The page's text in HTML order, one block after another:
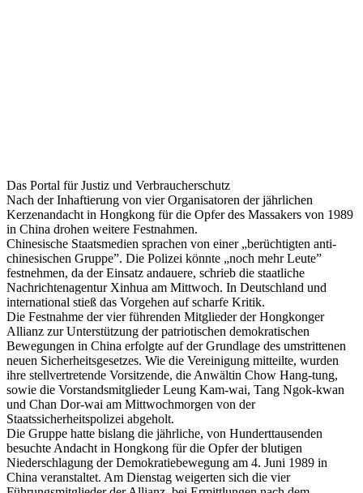
Das Portal für Justiz und Verbraucherschutz
Nach der Inhaftierung von vier Organisatoren der jährlichen
Kerzenandacht in Hongkong für die Opfer des Massakers von 1989
in China drohen weitere Festnahmen.
Chinesische Staatsmedien sprachen von einer „berüchtigten anti-
chinesischen Gruppe”. Die Polizei könnte „noch mehr Leute”
festnehmen, da der Einsatz andauere, schrieb die staatliche
Nachrichtenagentur Xinhua am Mittwoch. In Deutschland und
international stieß das Vorgehen auf scharfe Kritik.
Die Festnahme der vier führenden Mitglieder der Hongkonger
Allianz zur Unterstützung der patriotischen demokratischen
Bewegungen in China erfolgte auf der Grundlage des umstrittenen
neuen Sicherheitsgesetzes. Wie die Vereinigung mitteilte, wurden
ihre stellvertretende Vorsitzende, die Anwältin Chow Hang-tung,
sowie die Vorstandsmitglieder Leung Kam-wai, Tang Ngok-kwan
und Chan Dor-wai am Mittwochmorgen von der
Staatssicherheitspolizei abgeholt.
Die Gruppe hatte bislang die jährliche, von Hunderttausenden
besuchte Andacht in Hongkong für die Opfer der blutigen
Niederschlagung der Demokratiebewegung am 4. Juni 1989 in
China veranstaltet. Am Dienstag weigerten sich die vier